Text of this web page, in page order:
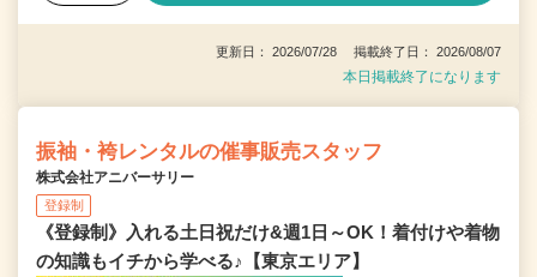
更新日： 2026/07/28 掲載終了日： 2026/08/07
本日掲載終了になります
振袖・袴レンタルの催事販売スタッフ
株式会社アニバーサリー
登録制
《登録制》入れる土日祝だけ&週1日～OK！着付けや着物
の知識もイチから学べる♪【東京エリア】